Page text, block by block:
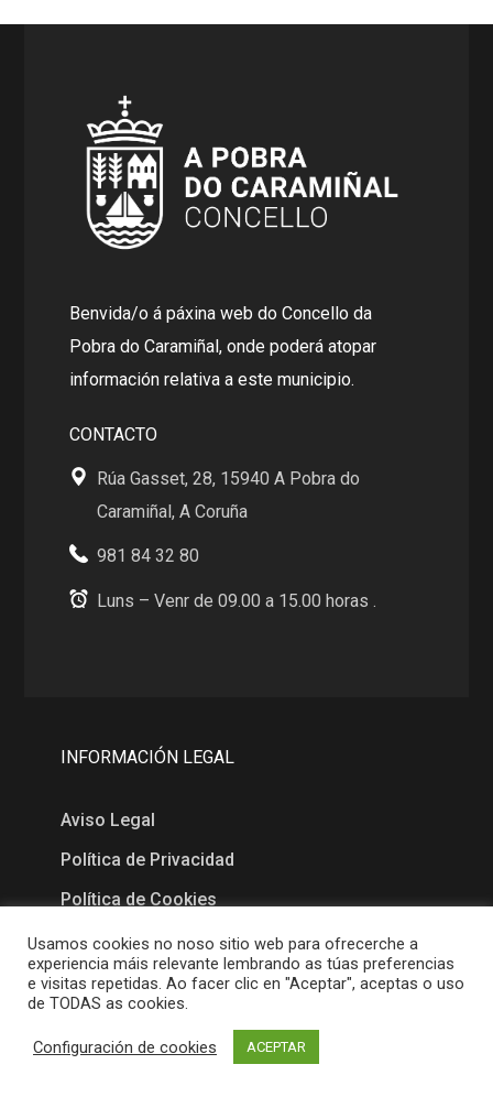
Benvida/o á páxina web do Concello da
Pobra do Caramiñal, onde poderá atopar
información relativa a este municipio.
CONTACTO
Rúa Gasset, 28, 15940 A Pobra do
Caramiñal, A Coruña
981 84 32 80
Luns – Venr de 09.00 a 15.00 horas .
INFORMACIÓN LEGAL
Aviso Legal
Política de Privacidad
Política de Cookies
MAPA
Usamos cookies no noso sitio web para ofrecerche a
experiencia máis relevante lembrando as túas preferencias
e visitas repetidas. Ao facer clic en "Aceptar", aceptas o uso
de TODAS as cookies.
Configuración de cookies ACEPTAR